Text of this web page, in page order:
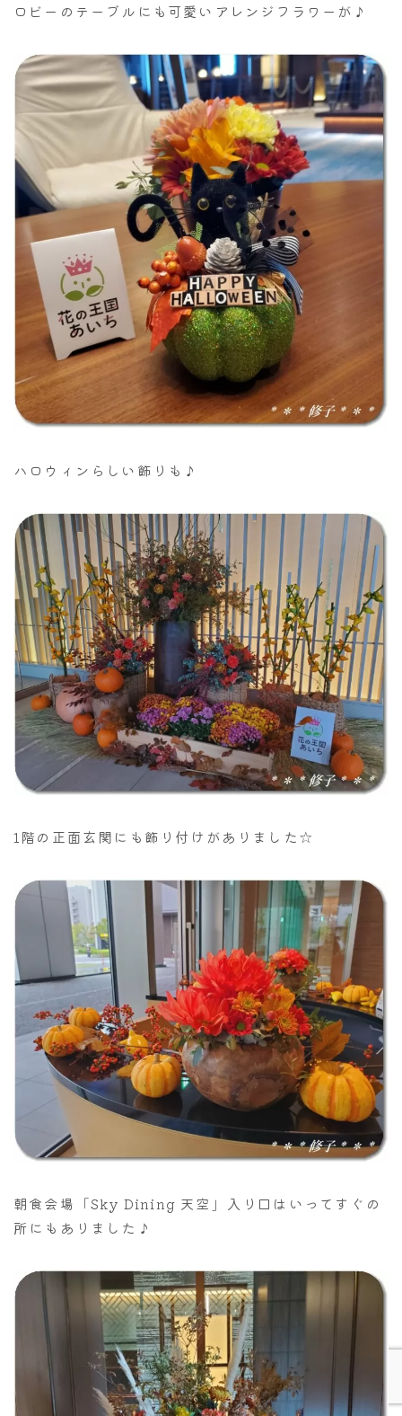
Follow Me
ロビーのテーブルにも可愛いアレンジフラワーが♪
ハロウィンらしい飾りも♪
1階の正面玄関にも飾り付けがありました☆
朝食会場「Sky Dining 天空」入り口はいってすぐの
所にもありました♪